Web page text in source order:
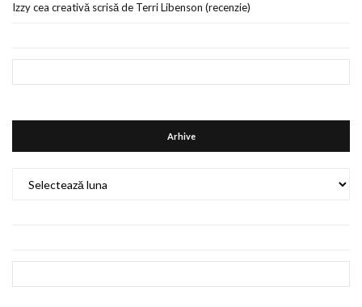
Izzy cea creativă scrisă de Terri Libenson (recenzie)
Arhive